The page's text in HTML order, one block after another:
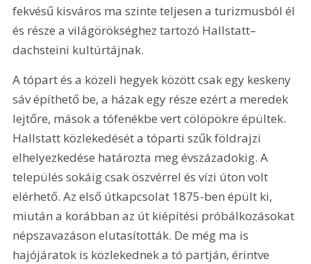
fekvésű kisváros ma szinte teljesen a turizmusból él
és része a világörökséghez tartozó Hallstatt–
dachsteini kultúrtájnak.
A tópart és a közeli hegyek között csak egy keskeny
sáv építhető be, a házak egy része ezért a meredek
lejtőre, mások a tófenékbe vert cölöpökre épültek.
Hallstatt közlekedését a tóparti szűk földrajzi
elhelyezkedése határozta meg évszázadokig. A
település sokáig csak öszvérrel és vízi úton volt
elérhető. Az első útkapcsolat 1875-ben épült ki,
miután a korábban az út kiépítési próbálkozásokat
népszavazáson elutasították. De még ma is
hajójáratok is közlekednek a tó partján, érintve